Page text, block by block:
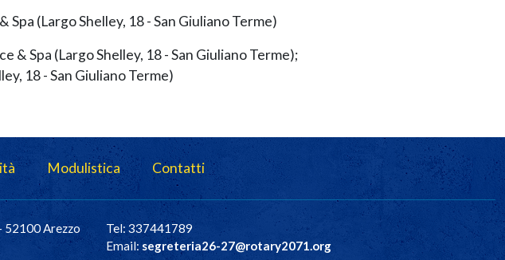
(Largo Shelley, 18 - San Giuliano Terme)
& Spa (Largo Shelley, 18 - San Giuliano Terme);
18 - San Giuliano Terme)
Modulistica Contatti
52100 Arezzo
Tel: 337441789
Email: segreteria26-27@rotary2071.org